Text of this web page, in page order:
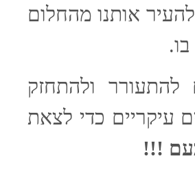
אותנו מהחלום
להתעורר ולהתחזק
עיקריים כדי לצאת
!!!